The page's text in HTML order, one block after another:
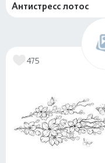
Антистресс лотос
475